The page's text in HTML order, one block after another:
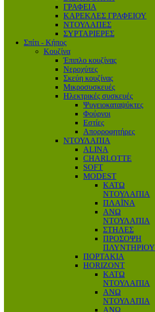
ΓΡΑΦΕΙΑ
ΚΑΡΕΚΛΕΣ ΓΡΑΦΕΙΟΥ
ΝΤΟΥΛΑΠΕΣ
ΣΥΡΤΑΡΙΕΡΕΣ
Σπίτι - Κήπος
Κουζίνα
Έπιπλο κουζίνας
Νεροχύτες
Σκεύη κουζίνας
Μικροσυσκευές
Ηλεκτρικές συσκευές
Ψυγειοκαταψύκτες
Φούρνοι
Εστίες
Απορροφητήρες
ΝΤΟΥΛΑΠΙΑ
ALINA
CHARLOTTE
SOFT
MODEST
ΚΑΤΩ
ΝΤΟΥΛΑΠΙΑ
ΠΛΑΪΝΑ
ΑΝΩ
ΝΤΟΥΛΑΠΙΑ
ΣΤΗΛΕΣ
ΠΡΟΣΟΨΗ
ΠΛΥΝΤΗΡΙΟΥ
ΠΟΡΤΑΚΙΑ
HORIZONT
ΚΑΤΩ
ΝΤΟΥΛΑΠΙΑ
ΑΝΩ
ΝΤΟΥΛΑΠΙΑ
ΑΝΩ